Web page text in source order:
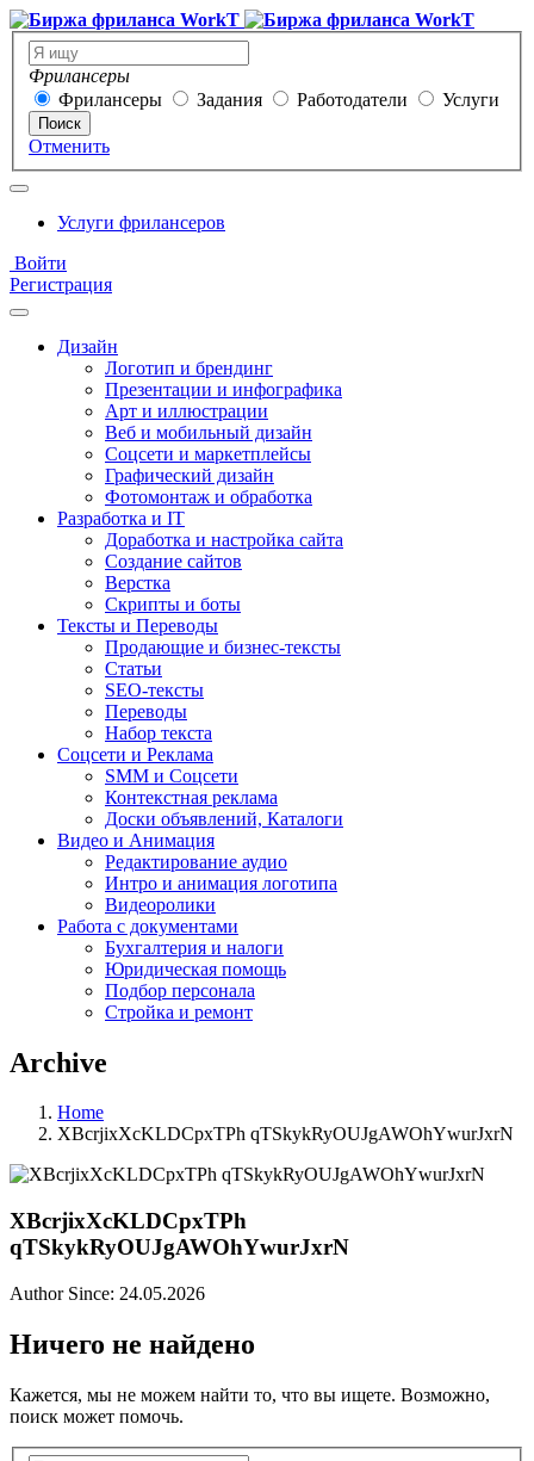
Фрилансеры
Фрилансеры
Задания Работодатели Услуги
Поиск
Отменить
Услуги фрилансеров
Войти
Регистрация
Дизайн
Логотип и брендинг
Презентации и инфографика
Арт и иллюстрации
Веб и мобильный дизайн
Соцсети и маркетплейсы
Графический дизайн
Фотомонтаж и обработка
Разработка и IT
Доработка и настройка сайта
Создание сайтов
Верстка
Скрипты и боты
Тексты и Переводы
Продающие и бизнес-тексты
Статьи
SEO-тексты
Переводы
Набор текста
Соцсети и Реклама
SMM и Соцсети
Контекстная реклама
Доски объявлений, Каталоги
Видео и Анимация
Редактирование аудио
Интро и анимация логотипа
Видеоролики
Работа с документами
Бухгалтерия и налоги
Юридическая помощь
Подбор персонала
Стройка и ремонт
Archive
Home
XBcrjixXcKLDCpxTPh qTSkykRyOUJgAWOhYwurJxrN
XBcrjixXcKLDCpxTPh
qTSkykRyOUJgAWOhYwurJxrN
Author Since: 24.05.2026
Ничего не найдено
Кажется, мы не можем найти то, что вы ищете. Возможно,
поиск может помочь.